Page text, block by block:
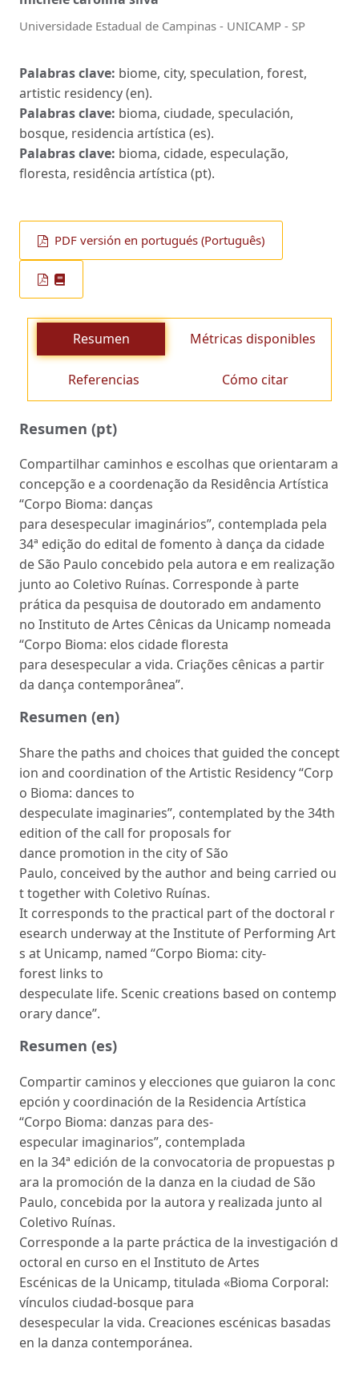
Universidade Estadual de Campinas - UNICAMP - SP
Palabras clave: biome, city, speculation, forest,
artistic residency (en).
Palabras clave: bioma, ciudade, speculación,
bosque, residencia artística (es).
Palabras clave: bioma, cidade, especulação,
floresta, residência artística (pt).
PDF versión en portugués (Português)
Resumen Métricas disponibles
Referencias Cómo citar
Resumen (pt)
Compartilhar caminhos e escolhas que orientaram a
concepção e a coordenação da Residência Artística
“Corpo Bioma: danças
para desespecular imaginários”, contemplada pela
34ª edição do edital de fomento à dança da cidade
de São Paulo concebido pela autora e em realização
junto ao Coletivo Ruínas. Corresponde à parte
prática da pesquisa de doutorado em andamento
no Instituto de Artes Cênicas da Unicamp nomeada
“Corpo Bioma: elos cidade floresta
para desespecular a vida. Criações cênicas a partir
da dança contemporânea”.
Resumen (en)
Share the paths and choices that guided the concept
ion and coordination of the Artistic Residency “Corp
o Bioma: dances to
despeculate imaginaries”, contemplated by the 34th
edition of the call for proposals for
dance promotion in the city of São
Paulo, conceived by the author and being carried ou
t together with Coletivo Ruínas.
It corresponds to the practical part of the doctoral r
esearch underway at the Institute of Performing Art
s at Unicamp, named “Corpo Bioma: city-
forest links to
despeculate life. Scenic creations based on contemp
orary dance”.
Resumen (es)
Compartir caminos y elecciones que guiaron la conc
epción y coordinación de la Residencia Artística
“Corpo Bioma: danzas para des-
especular imaginarios”, contemplada
en la 34ª edición de la convocatoria de propuestas p
ara la promoción de la danza en la ciudad de São
Paulo, concebida por la autora y realizada junto al
Coletivo Ruínas.
Corresponde a la parte práctica de la investigación d
octoral en curso en el Instituto de Artes
Escénicas de la Unicamp, titulada «Bioma Corporal:
vínculos ciudad-bosque para
desespecular la vida. Creaciones escénicas basadas
en la danza contemporánea.